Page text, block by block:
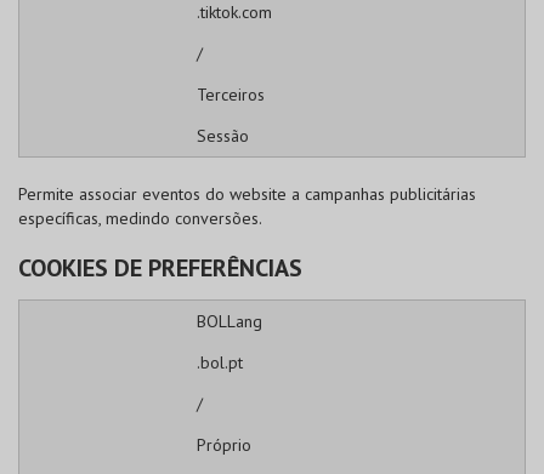
.tiktok.com
/
Terceiros
Sessão
Permite associar eventos do website a campanhas publicitárias
específicas, medindo conversões.
COOKIES DE PREFERÊNCIAS
BOLLang
.bol.pt
/
Próprio